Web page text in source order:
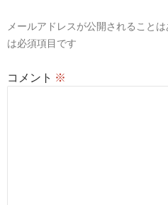
ョ
メールアドレスが公開されることは
は必須項目です
コメント ※